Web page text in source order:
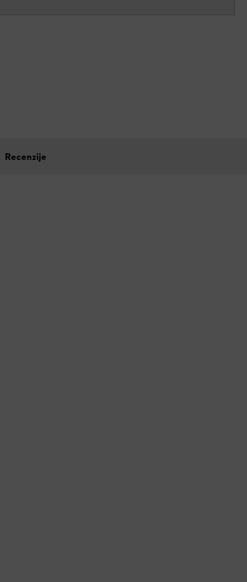
Recenzije